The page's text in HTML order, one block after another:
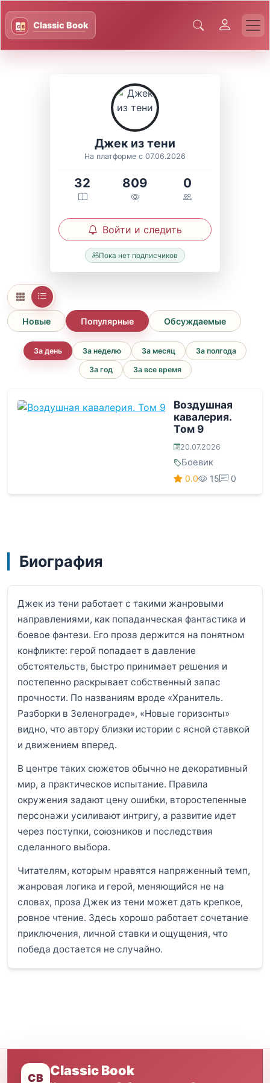
Джек из тени
На платформе с 07.06.2026
32 809 0
Войти и следить
Пока нет подписчиков
Новые Популярные Обсуждаемые
За день За неделю За месяц За полгода
За год За все время
Воздушная
кавалерия.
Том 9
20.07.2026
Боевик
0.0 15 0
Биография
Джек из тени работает с такими жанровыми
направлениями, как попаданческая фантастика и
боевое фэнтези. Его проза держится на понятном
конфликте: герой попадает в давление
обстоятельств, быстро принимает решения и
постепенно раскрывает собственный запас
прочности. По названиям вроде «Хранитель.
Разборки в Зеленограде», «Новые горизонты»
видно, что автору близки истории с ясной ставкой
и движением вперед.
В центре таких сюжетов обычно не декоративный
мир, а практическое испытание. Правила
окружения задают цену ошибки, второстепенные
персонажи усиливают интригу, а развитие идет
через поступки, союзников и последствия
сделанного выбора.
Читателям, которым нравятся напряженный темп,
жанровая логика и герой, меняющийся не на
словах, проза Джек из тени может дать крепкое,
ровное чтение. Здесь хорошо работает сочетание
приключения, личной ставки и ощущения, что
победа достается не случайно.
CB Classic Book